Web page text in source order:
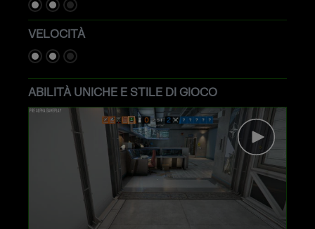
VELOCITÀ
ABILITÀ UNICHE E STILE DI GIOCO